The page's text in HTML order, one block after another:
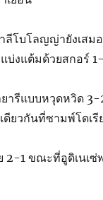
ลีโบโลญญ่ายังเสม
บ่งแต้มด้วยสกอร์
ยารีแบบหวุดหวิด
ยวกันที่ซามพ์โดเรี
2-1 ขณะที่อูดิเนเ